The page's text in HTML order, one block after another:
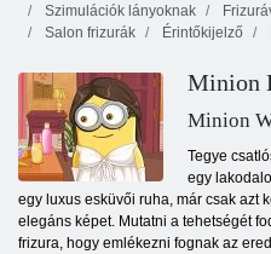
Szimulációk lányoknak
Salon frizurák
Érintőkijelző
Minion
Minion
Tegye
egy
egy luxus esküvői ruha, már csak azt
elegáns képet. Mutatni a tehetségét
frizura, hogy emlékezni fognak az